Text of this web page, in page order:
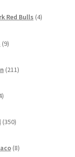
Red Bulls 4izdelki
9izdelkov
211izdelkov
izdelkov
350izdelkov
8izdelkov